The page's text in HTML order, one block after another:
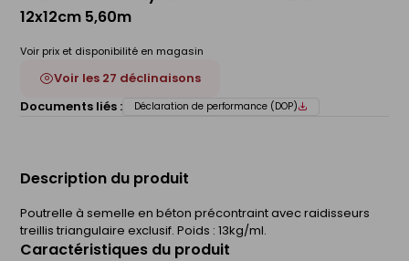
12x12cm 5,60m
Voir prix et disponibilité en magasin
Voir les 27 déclinaisons
Documents liés :
Déclaration de performance (DOP)
Description du produit
Poutrelle à semelle en béton précontraint avec raidisseurs
treillis triangulaire exclusif. Poids : 13kg/ml.
Caractéristiques du produit